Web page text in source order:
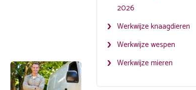
2026
Werkwijze knaagdieren
Werkwijze wespen
Werkwijze mieren